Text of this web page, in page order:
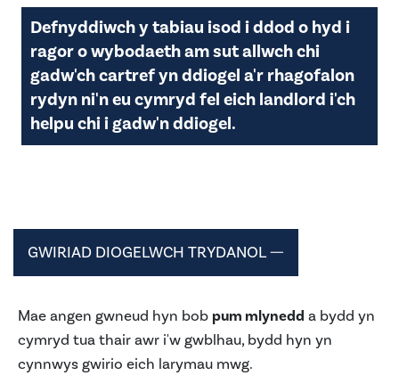
Defnyddiwch y tabiau isod i ddod o hyd i
ragor o wybodaeth am sut allwch chi
gadw'ch cartref yn ddiogel a'r rhagofalon
rydyn ni'n eu cymryd fel eich landlord i'ch
helpu chi i gadw'n ddiogel.
GWIRIAD DIOGELWCH TRYDANOL
Mae angen gwneud hyn bob pum mlynedd a bydd yn
cymryd tua thair awr i'w gwblhau, bydd hyn yn
cynnwys gwirio eich larymau mwg.